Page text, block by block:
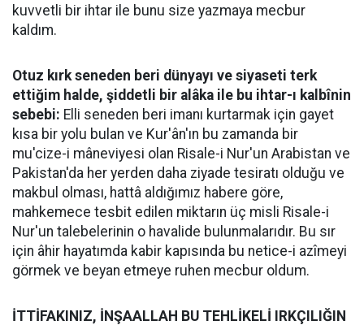
kuvvetli bir ihtar ile bunu size yazmaya mecbur
kaldım.
Otuz kırk seneden beri dünyayı ve siyaseti terk
ettiğim halde, şiddetli bir alâka ile bu ihtar-ı kalbînin
sebebi: Elli seneden beri imanı kurtarmak için gayet
kısa bir yolu bulan ve Kur'ân'ın bu zamanda bir
mu'cize-i mâneviyesi olan Risale-i Nur'un Arabistan ve
Pakistan'da her yerden daha ziyade tesiratı olduğu ve
makbul olması, hattâ aldığımız habere göre,
mahkemece tesbit edilen miktarın üç misli Risale-i
Nur'un talebelerinin o havalide bulunmalarıdır. Bu sır
için âhir hayatımda kabir kapısında bu netice-i azîmeyi
görmek ve beyan etmeye ruhen mecbur oldum.
İTTİFAKINIZ, İNŞAALLAH BU TEHLİKELİ IRKÇILIĞIN